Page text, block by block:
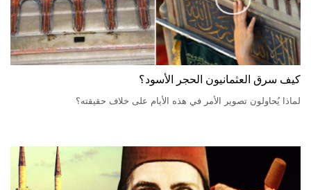
كيف سرق العثمانيون الحجر الأسود؟
لماذا يُحاولون تصوير الأمر في هذه الأيام على خلاف حقيقته؟